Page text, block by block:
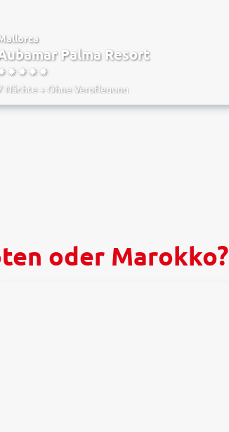
Mallorca
Aubamar Palma Resort
Nächte+ Ohne Verpflegung
oder Marokko?